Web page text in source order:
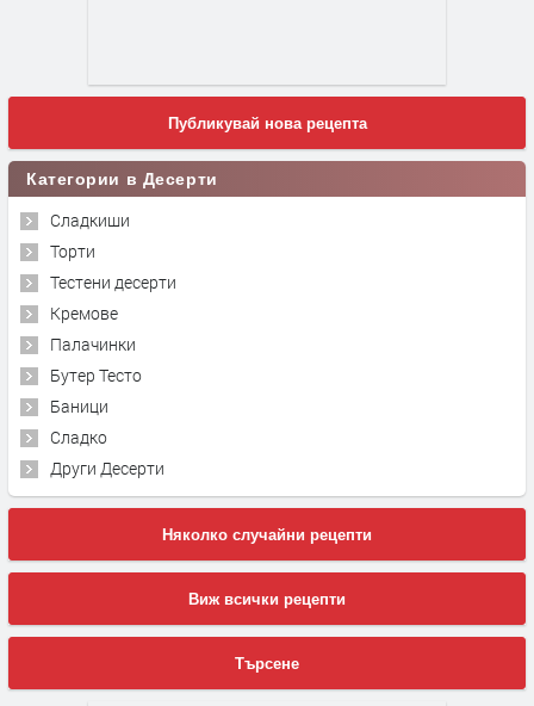
Публикувай нова рецепта
Категории в Десерти
Сладкиши
Торти
Тестени десерти
Кремове
Палачинки
Бутер Тесто
Баници
Сладко
Други Десерти
Няколко случайни рецепти
Виж всички рецепти
Търсене